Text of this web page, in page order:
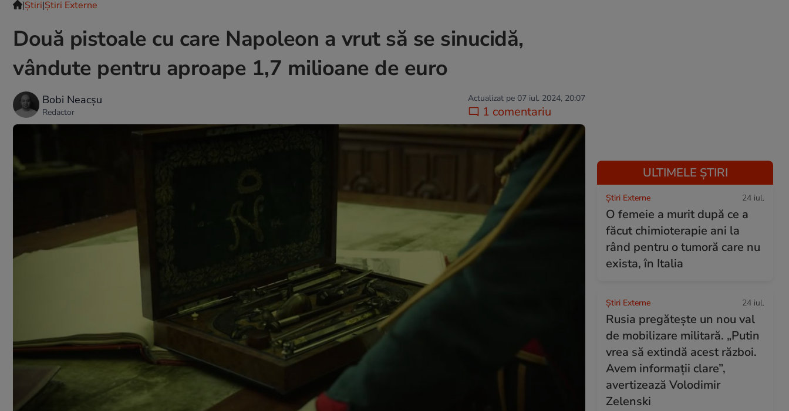
|Ştiri|Știri Externe
Două pistoale cu care Napoleon a vrut să se sinucidă,
vândute pentru aproape 1,7 milioane de euro
Bobi Neacșu
Redactor
Actualizat pe 07 iul. 2024, 20:07
1 comentariu
ULTIMELE ȘTIRI
Știri Externe 24 iul.
O femeie a murit după ce a
făcut chimioterapie ani la
rând pentru o tumoră care nu
exista, în Italia
Știri Externe 24 iul.
Rusia pregătește un nou val
de mobilizare militară. „Putin
vrea să extindă acest război.
Avem informații clare”,
avertizează Volodimir
Zelenski